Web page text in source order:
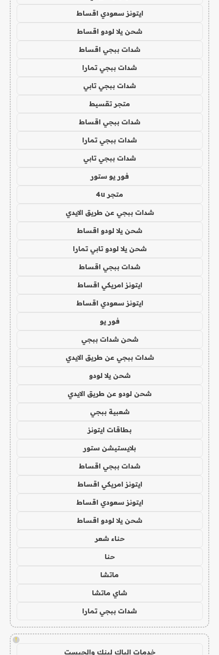
ايتونز سعودي اقساط
شحن يلا لودو اقساط
شدات ببجي اقساط
شدات ببجي تمارا
شدات ببجي تابي
متجر تقسيط
شدات ببجي اقساط
شدات ببجي تمارا
شدات ببجي تابي
فور يو ستور
متجر 4u
شدات ببجي عن طريق الايدي
شحن يلا لودو اقساط
شحن يلا لودو تابي تمارا
شدات ببجي اقساط
ايتونز امريكي اقساط
ايتونز سعودي اقساط
فور يو
شحن شدات ببجي
شدات ببجي عن طريق الايدي
شحن يلا لودو
شحن لودو عن طريق الايدي
شعبية ببجي
بطاقات ايتونز
بلايستيشن ستور
شدات ببجي اقساط
ايتونز امريكي اقساط
ايتونز سعودي اقساط
شحن يلا لودو اقساط
حناء شعر
حنا
ماتشا
شاي ماتشا
شدات ببجي تمارا
!
خدمات الباك لينك والجيست